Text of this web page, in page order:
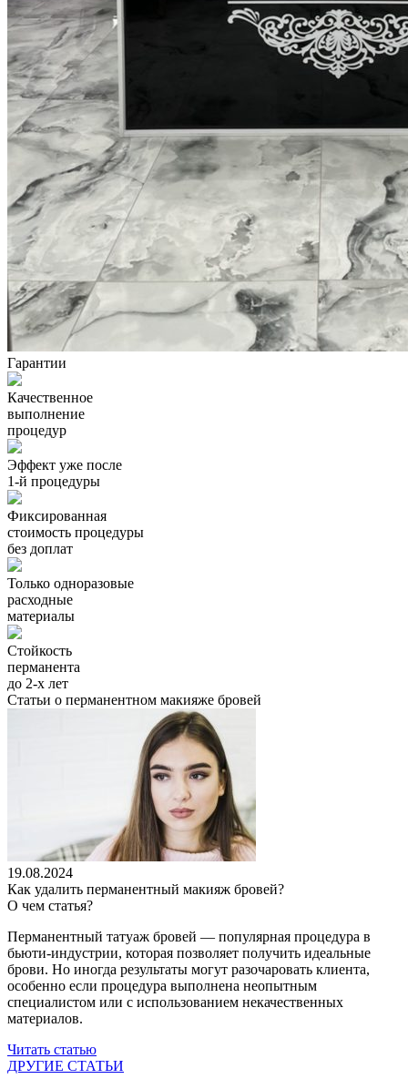
Гарантии
Качественное
выполнение
процедур
Эффект уже после
1-й процедуры
Фиксированная
стоимость процедуры
без доплат
Только одноразовые
расходные
материалы
Стойкость
перманента
до 2-х лет
Статьи о перманентном макияже бровей
19.08.2024
Как удалить перманентный макияж бровей?
О чем статья?
Перманентный татуаж бровей — популярная процедура в
бьюти-индустрии, которая позволяет получить идеальные
брови. Но иногда результаты могут разочаровать клиента,
особенно если процедура выполнена неопытным
специалистом или с использованием некачественных
материалов.
Читать статью
ДРУГИЕ СТАТЬИ